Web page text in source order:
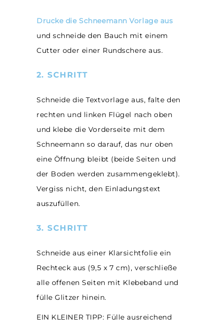
Drucke die Schneemann Vorlage aus
und schneide den Bauch mit einem
Cutter oder einer Rundschere aus.
2. SCHRITT
Schneide die Textvorlage aus, falte den
rechten und linken Flügel nach oben
und klebe die Vorderseite mit dem
Schneemann so darauf, das nur oben
eine Öffnung bleibt (beide Seiten und
der Boden werden zusammengeklebt).
Vergiss nicht, den Einladungstext
auszufüllen.
3. SCHRITT
Schneide aus einer Klarsichtfolie ein
Rechteck aus (9,5 x 7 cm), verschließe
alle offenen Seiten mit Klebeband und
fülle Glitzer hinein.
EIN KLEINER TIPP: Fülle ausreichend